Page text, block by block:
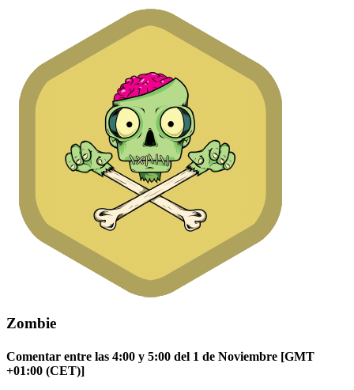
Zombie
Comentar entre las 4:00 y 5:00 del 1 de Noviembre [GMT
+01:00 (CET)]